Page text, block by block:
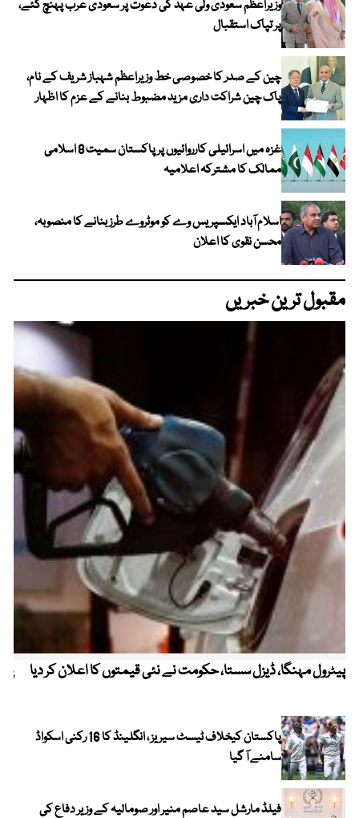
وزیراعظم سعودی ولی عہد کی دعوت پر سعودی عرب پہنچ گئے،
پر تپاک استقبال
چین کے صدر کا خصوصی خط وزیراعظم شہباز شریف کے نام،
پاک چین شراکت داری مزید مضبوط بنانے کے عزم کا اظہار
غزہ میں اسرائیلی کارروائیوں پر پاکستان سمیت 8 اسلامی
ممالک کا مشترکہ اعلامیہ
اسلام آباد ایکسپریس وے کو موٹروے طرز بنانے کا منصوبہ،
محسن نقوی کا اعلان
مقبول ترین خبریں
پیٹرول مہنگا، ڈیزل سستا، حکومت نے نئی قیمتوں کا اعلان کر دیا
پاکستان کیخلاف ٹیسٹ سیریز ، انگلینڈ کا 16 رکنی اسکواڈ
سامنے آ گیا
فیلڈ مارشل سید عاصم منیر اور صومالیہ کے وزیر دفاع کی